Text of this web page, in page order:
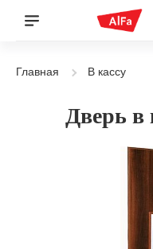
Главная В кассу
Дверь в